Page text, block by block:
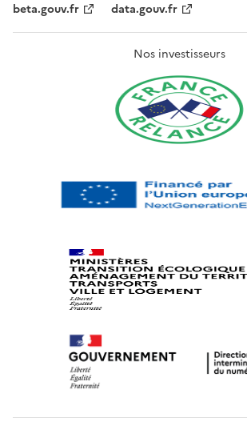
beta.gouv.fr
data.gouv.fr
Nos investisseurs